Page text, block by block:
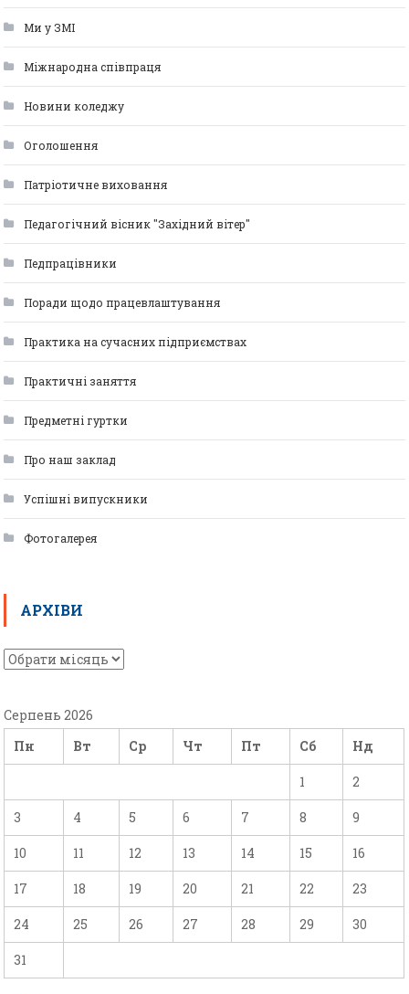
Ми у ЗМІ
Міжнародна співпраця
Новини коледжу
Оголошення
Патріотичне виховання
Педагогічний вісник "Західний вітер"
Педпрацівники
Поради щодо працевлаштування
Практика на сучасних підприємствах
Практичні заняття
Предметні гуртки
Про наш заклад
Успішні випускники
Фотогалерея
АРХІВИ
Серпень 2026
Пн
Вт Ср Чт Пт Сб Нд
1 2
3 4 5 6 7 8 9
10 11 12 13 14 15 16
17 18 19 20 21 22 23
24 25 26 27 28 29 30
31